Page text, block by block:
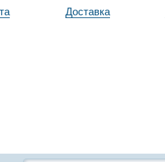
Доставка